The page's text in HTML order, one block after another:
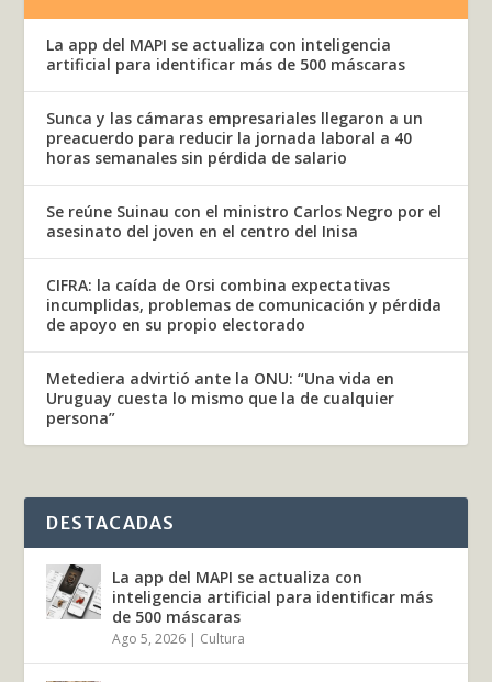
La app del MAPI se actualiza con inteligencia
artificial para identificar más de 500 máscaras
Sunca y las cámaras empresariales llegaron a un
preacuerdo para reducir la jornada laboral a 40
horas semanales sin pérdida de salario
Se reúne Suinau con el ministro Carlos Negro por el
asesinato del joven en el centro del Inisa
CIFRA: la caída de Orsi combina expectativas
incumplidas, problemas de comunicación y pérdida
de apoyo en su propio electorado
Metediera advirtió ante la ONU: “Una vida en
Uruguay cuesta lo mismo que la de cualquier
persona”
DESTACADAS
La app del MAPI se actualiza con
inteligencia artificial para identificar más
de 500 máscaras
Ago 5, 2026 | Cultura